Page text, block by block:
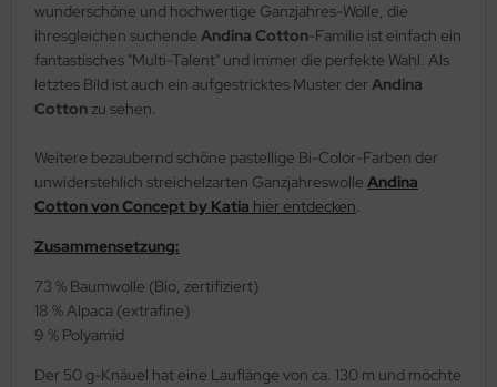
wunderschöne und hochwertige Ganzjahres-Wolle, die
ihresgleichen suchende Andina Cotton-Familie ist einfach ein
fantastisches "Multi-Talent" und immer die perfekte Wahl. Als
letztes Bild ist auch ein aufgestricktes Muster der Andina
Cottonzu sehen.
Weitere bezaubernd schöne pastellige Bi-Color-Farben der
unwiderstehlich streichelzarten Ganzjahreswolle Andina
Cotton von Concept by Katia hier entdecken.
Zusammensetzung:
73 % Baumwolle (Bio, zertifiziert)
18 % Alpaca (extrafine)
9 % Polyamid
Der 50 g-Knäuel hat eine Lauflänge von ca. 130 m und möchte